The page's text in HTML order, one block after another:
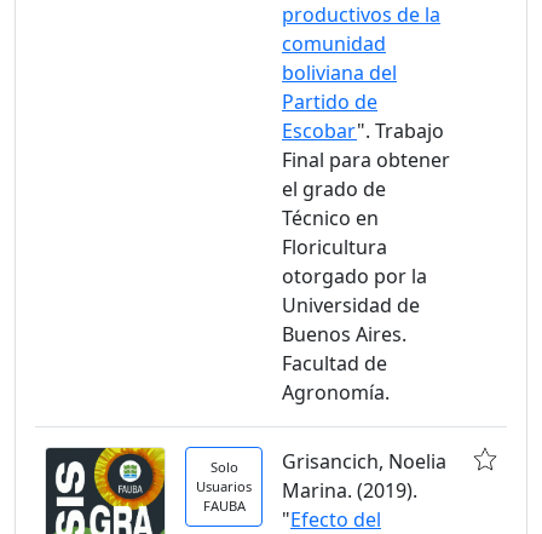
productivos de la
comunidad
boliviana del
Partido de
Escobar". Trabajo
Final para obtener
el grado de
Técnico en
Floricultura
otorgado por la
Universidad de
Buenos Aires.
Facultad de
Agronomía.
Solo
Usuarios
FAUBA
Grisancich, Noelia
Marina. (2019).
"Efecto del